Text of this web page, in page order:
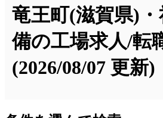
竜王町(滋賀県)
備の工場求人/転
(2026/08/07 更新)